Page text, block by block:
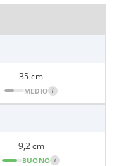
35 cm
MEDIO i
9,2 cm
BUONO i